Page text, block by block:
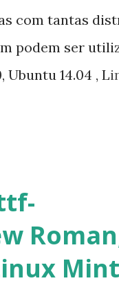
com tantas
podem ser
Ubuntu 14.04 ,
apt-get
ou
get install
apt-get